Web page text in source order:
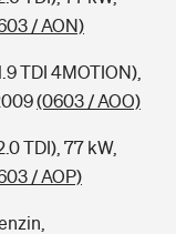
/ AON)
TDI 4MOTION),
(0603 / AOO)
TDI), 77 kW,
/ AOP)